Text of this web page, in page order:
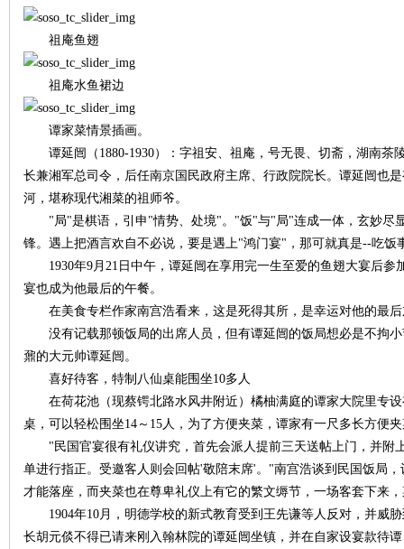
祖庵鱼翅
祖庵水鱼裙边
谭家菜情景插画。
谭延闿（1880-1930）：字祖安、祖庵，号无畏、切斋，湖南茶
长兼湘军总司令，后任南京国民政府主席、行政院院长。谭延闿也
河，堪称现代湘菜的祖师爷。
"局"是棋语，引申"情势、处境"。"饭"与"局"连成一体，玄妙尽
锋。遇上把酒言欢自不必说，要是遇上"鸿门宴"，那可就真是--吃饭
1930年9月21日中午，谭延闿在享用完一生至爱的鱼翅大宴后参
宴也成为他最后的午餐。
在美食专栏作家南宫浩看来，这是死得其所，是幸运对他的最后
没有记载那顿饭局的出席人员，但有谭延闿的饭局想必是不拘小
鼐的大元帅谭延闿。
喜好待客，特制八仙桌能围坐10多人
在荷花池（现蔡锷北路水风井附近）橘柚满庭的谭家大院里专设
桌，可以轻松围坐14～15人，为了方便夹菜，谭家有一尺多长方便
"民国官宴很有礼仪讲究，首先会派人提前三天送帖上门，并附
单进行指正。受邀客人则会回帖'敬陪末席'。"南宫浩谈到民国饭局
才能落座，而夹菜也在尊卑礼仪上有它的繁文缛节，一场客套下来
1904年10月，明德学校的新式教育受到王先谦等人反对，并威
长胡元倓不得已请来刚入翰林院的谭延闿坐镇，并在自家设宴款待